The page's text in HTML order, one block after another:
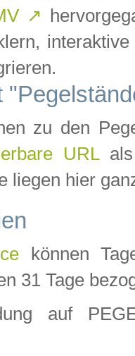
↗
zu den
URLals
liegen hier
können
31 Tage
auf